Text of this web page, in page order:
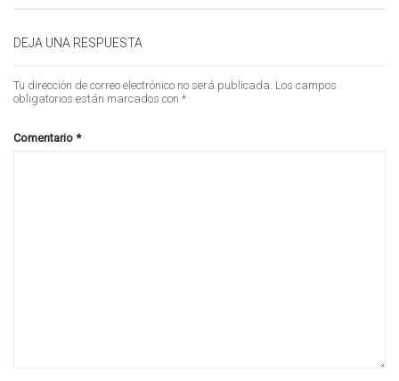
DEJA UNA RESPUESTA
Tu dirección de correo electrónico no será publicada. Los campos
obligatorios están marcados con *
Comentario *